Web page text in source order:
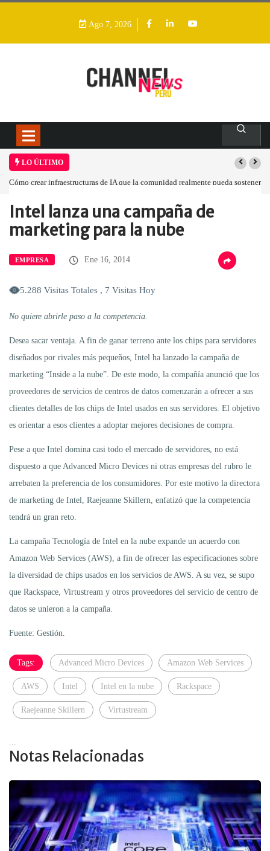
Ago 7, 2026
LO ÚLTIMO
Cómo crear infraestructuras de IA que la comunidad realmente pueda sostener
Home Empresa Intel lanza una…
Intel lanza una campaña de
marketing para la nube
EMPRESA Ene 16, 2014
5.288 Visitas Totales , 7 Visitas Hoy
No quiere abrirle paso a la competencia.
Desea sacar ventaja. A fin de ganar terreno ante los chips para servidores
diseñados por rivales más pequeños, Intel ha lanzado la campaña de
marketing “Inside a la nube”. De este modo, la compañía anunció que los
proveedores de servicios de centros de datos comenzarán a ofrecer a sus
clientes detalles de los chips de Intel usados en sus servidores. El objetivo
es orientar a esos clientes a adoptar mejores decisiones de compra.
Pese a que Intel domina casi todo el mercado de servidores, no está
dispuesto a que Advanced Micro Devices ni otras empresas del rubro le
arrebaten la preferencia de los consumidores. Por este motivo la directora
de marketing de Intel, Raejeanne Skillern, enfatizó que la competencia
tendrá un gran reto.
La campaña Tecnología de Intel en la nube expande un acuerdo con
Amazon Web Services (AWS), a fin de ofrecer las especificaciones sobre
la diversidad de chips usados en los servicios de AWS. A su vez, se supo
que Rackspace, Virtustream y otros proveedores del servicio de centro de
datos se unieron a la campaña.
Fuente: Gestión.
Tags: Advanced Micro Devices Amazon Web Services
AWS Intel Intel en la nube Rackspace
Raejeanne Skillern Virtustream
Notas Relacionadas